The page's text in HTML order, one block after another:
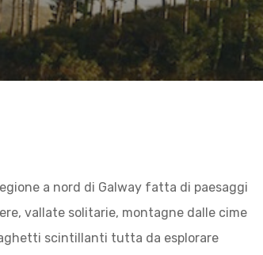
a nord di Galway fatta di paesaggi
vallate solitarie, montagne dalle cime
scintillanti tutta da esplorare